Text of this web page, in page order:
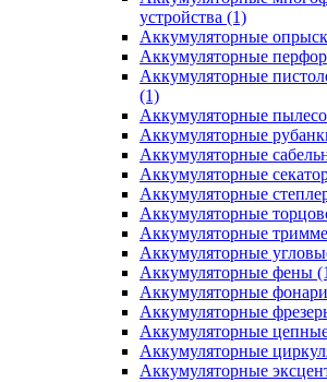
устройства (1)
Аккумуляторные
Аккумуляторные
Аккумуляторные
(1)
Аккумуляторные
Аккумуляторные
Аккумуляторные
Аккумуляторные
Аккумуляторные
Аккумуляторные
Аккумуляторные
Аккумуляторные
Аккумуляторные фены
Аккумуляторные фонари
Аккумуляторные
Аккумуляторные
Аккумуляторные
Аккумуляторные